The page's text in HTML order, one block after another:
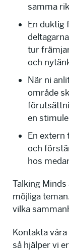
samma
En duktig
tur
och
När ni
område
en
En extern
och
hos
Talking
möjliga
vilka
Kontakta
så hjälper vi